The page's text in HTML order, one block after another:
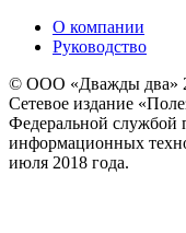
О компании
Руководство
© ООО «Дважды два»
Сетевое издание
Федеральной службой
информационных
июля 2018 года.